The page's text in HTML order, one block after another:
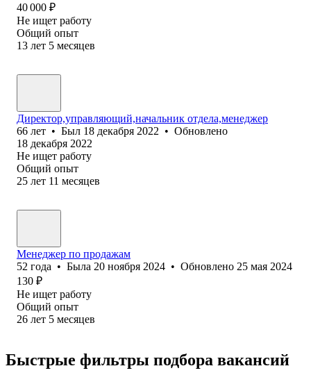
40 000 ₽
Не ищет работу
Общий опыт
13 лет 5 месяцев
Директор,управляющий,начальник отдела,менеджер
66 лет • Был 18 декабря 2022 • Обновлено
18 декабря 2022
Не ищет работу
Общий опыт
25 лет 11 месяцев
Менеджер по продажам
52 года • Была 20 ноября 2024 • Обновлено 25 мая 2024
130 ₽
Не ищет работу
Общий опыт
26 лет 5 месяцев
Быстрые фильтры подбора вакансий